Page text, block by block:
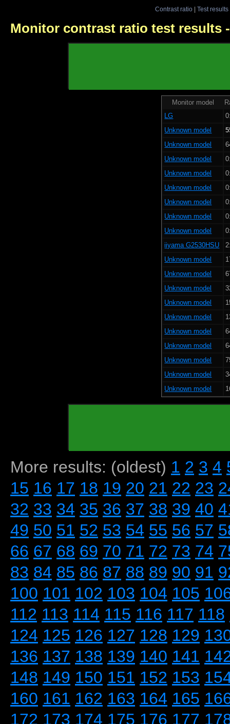
Contrast ratio| Test results
Monitor contrast ratio test results
Monitor model
LG
Unknown model
Unknown model
Unknown model
Unknown model
Unknown model
Unknown model
Unknown model
Unknown model
iiyama G2530HSU
Unknown model
Unknown model
Unknown model
Unknown model
Unknown model
Unknown model
Unknown model
Unknown model
Unknown model
Unknown model
More results: (oldest) 1 2 3 4
15 16 17 18 19 20 21 22 23
32 33 34 35 36 37 38 39 40
49 50 51 52 53 54 55 56 57
66 67 68 69 70 71 72 73 74
83 84 85 86 87 88 89 90 91
100 101 102 103 104 105
112 113 114 115 116 117 118
124 125 126 127 128 129
136 137 138 139 140 141
148 149 150 151 152 153
160 161 162 163 164 165
172 173 174 175 176 177